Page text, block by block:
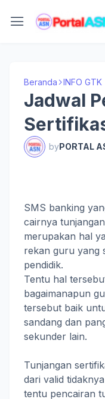
Beranda INFO GTK
Jadwal
byPORTAL
SMS banking
cairnya
merupakan hal
rekan guru yang
pendidik.
Tentu hal
bagaimanapun
tersebut baik
sandang dan
sekunder lain.
Tunjangan
dari valid tidaknya
tentu pencairan